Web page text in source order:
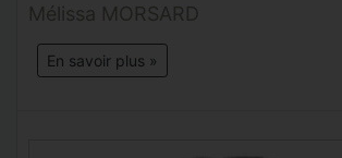
Mélissa MORSARD
En savoir plus »